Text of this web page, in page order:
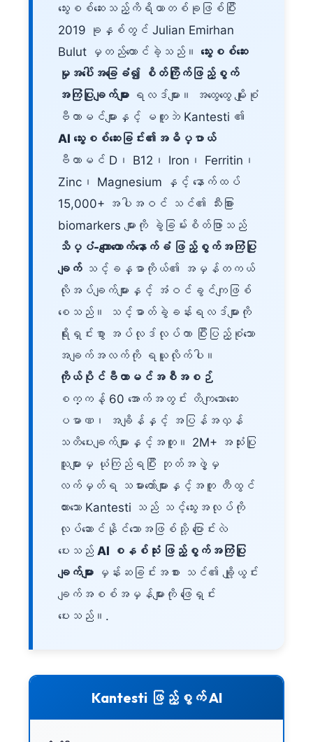
သွေးစစ်ဆေးသည့်ကိရိယာတစ်ခုဖြစ်ပြီး
2019 ခုနှစ်တွင် Julian Emirhan
Bulut မှတည်ထောင်ခဲ့သည်။ သွေးစစ်ဆေး
မှုအပေါ်အခြေခံ၍ စိတ်ကြိုက်ဖြည့်စွက်
အကြံပြုချက်များ ရလဒ်များ။ အထွေထွေ မျိုးစုံ
ဗီတာမင်များနှင့် မတူဘဲ Kantesti ၏
AI သွေးစစ်ဆေးခြင်း၏အဓိပ္ပာယ်
ဗီတာမင် D၊ B12၊ Iron၊ Ferritin၊
Zinc၊ Magnesium နှင့် နောက်ထပ်
15,000+ အပါအဝင် သင်၏ သီးခြား
biomarkers များကို ခွဲခြမ်းစိတ်ဖြာသည်
သိပ္ပံ-ကျောထောက်နောက်ခံ ဖြည့်စွက်အကြံပြု
ချက်သင့်ခန္ဓာကိုယ်၏ အမှန်တကယ်
လိုအပ်ချက်များနှင့် အံဝင်ခွင်ကျဖြစ်
စေသည်။ သင့်ဓာတ်ခွဲခန်းရလဒ်များကို
ရိုးရှင်းစွာ အပ်လုဒ်လုပ်ကာ ပြီးပြည့်စုံသော
အချက်အလက်ကို ရယူလိုက်ပါ။
ကိုယ်ပိုင်ဗီတာမင်အစီအစဉ်
စက္ကန့် 60 အောက်အတွင်း တိကျသောဆေး
ပမာဏ၊ အချိန်နှင့် အပြန်အလှန်
သတိပေးချက်များနှင့်အတူ။ 2M+ အသုံးပြု
သူများမှ ယုံကြည်ရပြီး ဘုတ်အဖွဲ့မှ
လက်မှတ်ရ သမားတော်များနှင့်အတူ တီထွင်
ထားသော Kantesti သည် သင့်သွေးအလုပ်ကို
လုပ်ဆောင်နိုင်သောအဖြစ်သို့ ပြောင်းလဲ
ပေးသည် AI စနစ်သုံး ဖြည့်စွက်အကြံပြု
ချက်များ မှန်းဆခြင်းအစား သင်၏ ချို့ယွင်း
ချက်အစစ်အမှန်များကို ဖြေရှင်း
ပေးသည်။.
Kantesti ဖြည့်စွက် AI